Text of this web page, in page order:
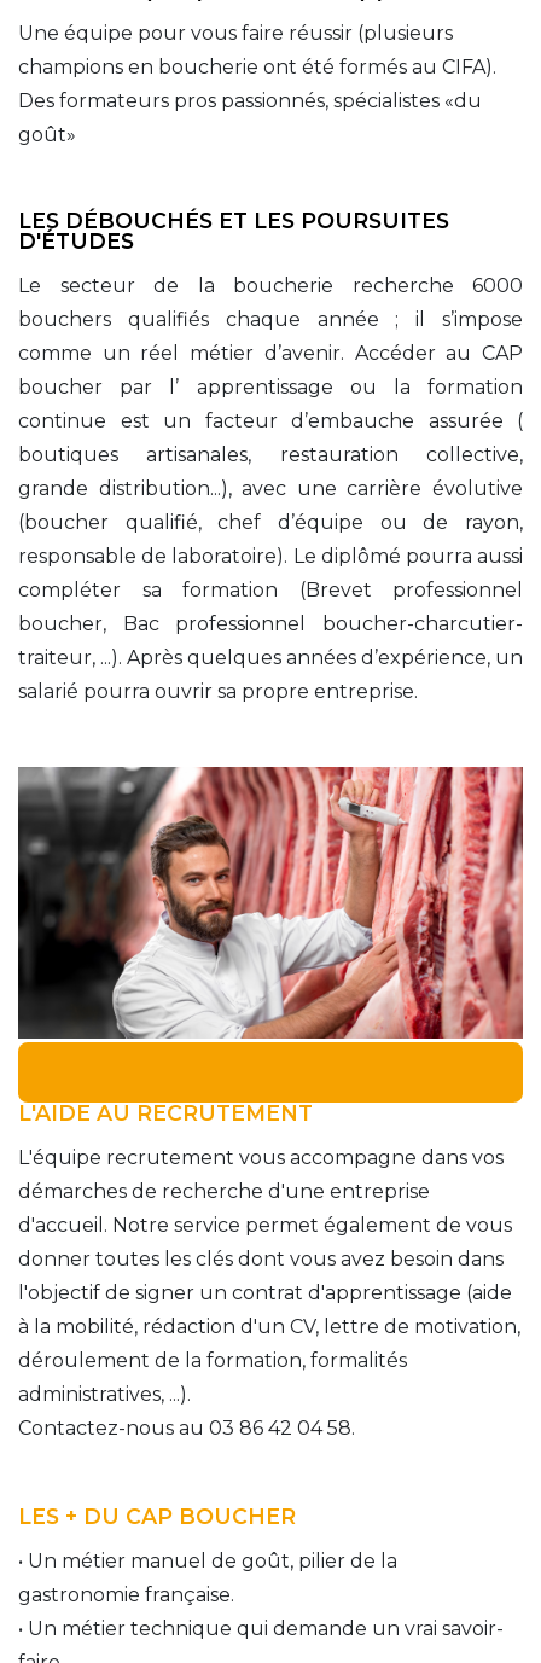
Une équipe pour vous faire réussir (plusieurs
champions en boucherie ont été formés au CIFA).
Des formateurs pros passionnés, spécialistes «du
goût»
LES DÉBOUCHÉS ET LES POURSUITES
D'ÉTUDES
Le secteur de la boucherie recherche 6000
bouchers qualifiés chaque année ; il s’impose
comme un réel métier d’avenir. Accéder au CAP
boucher par l’ apprentissage ou la formation
continue est un facteur d’embauche assurée (
boutiques artisanales, restauration collective,
grande distribution...), avec une carrière évolutive
(boucher qualifié, chef d’équipe ou de rayon,
responsable de laboratoire). Le diplômé pourra aussi
compléter sa formation (Brevet professionnel
boucher, Bac professionnel boucher-charcutier-
traiteur, ...). Après quelques années d’expérience, un
salarié pourra ouvrir sa propre entreprise.
L'AIDE AU RECRUTEMENT
L'équipe recrutement vous accompagne dans vos
démarches de recherche d'une entreprise
d'accueil. Notre service permet également de vous
donner toutes les clés dont vous avez besoin dans
l'objectif de signer un contrat d'apprentissage (aide
à la mobilité, rédaction d'un CV, lettre de motivation,
déroulement de la formation, formalités
administratives, ...).
Contactez-nous au 03 86 42 04 58.
LES + DU CAP BOUCHER
• Un métier manuel de goût, pilier de la
gastronomie française.
• Un métier technique qui demande un vrai savoir-